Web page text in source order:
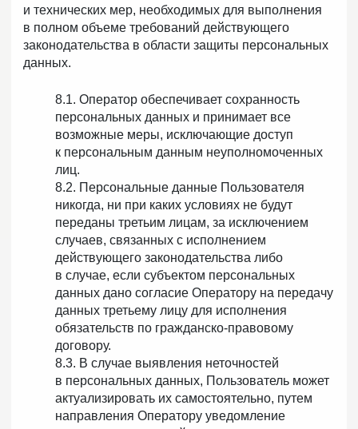
и технических мер, необходимых для выполнения
в полном объеме требований действующего
законодательства в области защиты персональных
данных.
8.1. Оператор обеспечивает сохранность
персональных данных и принимает все
возможные меры, исключающие доступ
к персональным данным неуполномоченных
лиц.
8.2. Персональные данные Пользователя
никогда, ни при каких условиях не будут
переданы третьим лицам, за исключением
случаев, связанных с исполнением
действующего законодательства либо
в случае, если субъектом персональных
данных дано согласие Оператору на передачу
данных третьему лицу для исполнения
обязательств по гражданско-правовому
договору.
8.3. В случае выявления неточностей
в персональных данных, Пользователь может
актуализировать их самостоятельно, путем
направления Оператору уведомление